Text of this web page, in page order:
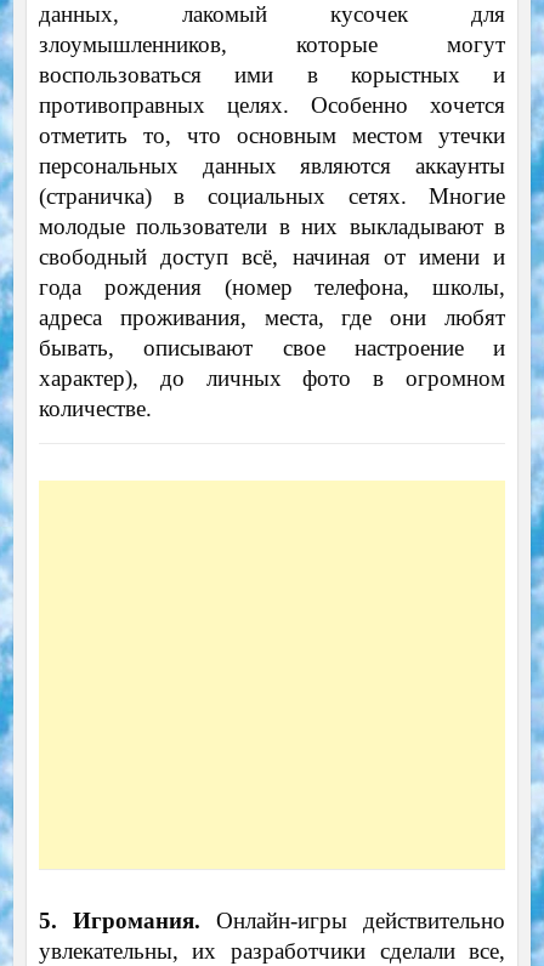
данных, лакомый кусочек для
злоумышленников, которые могут
воспользоваться ими в корыстных и
противоправных целях. Особенно хочется
отметить то, что основным местом утечки
персональных данных являются аккаунты
(страничка) в социальных сетях. Многие
молодые пользователи в них выкладывают в
свободный доступ всё, начиная от имени и
года рождения (номер телефона, школы,
адреса проживания, места, где они любят
бывать, описывают свое настроение и
характер), до личных фото в огромном
количестве.
5. Игромания. Онлайн-игры действительно
увлекательны, их разработчики сделали все,